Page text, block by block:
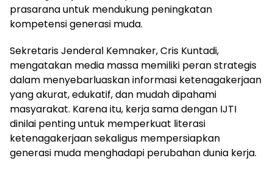
prasarana untuk mendukung peningkatan
kompetensi generasi muda.
Sekretaris Jenderal Kemnaker, Cris Kuntadi,
mengatakan media massa memiliki peran strategis
dalam menyebarluaskan informasi ketenagakerjaan
yang akurat, edukatif, dan mudah dipahami
masyarakat. Karena itu, kerja sama dengan IJTI
dinilai penting untuk memperkuat literasi
ketenagakerjaan sekaligus mempersiapkan
generasi muda menghadapi perubahan dunia kerja.